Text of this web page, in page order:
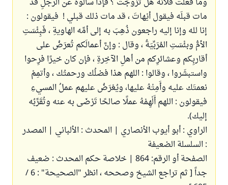
مات قبلَه فيقول أيْهاتَ ، قد مات ذلك قبلي ! ‍ فيقولون :
إنا لله وإنا إليه راجعون ذُهِبَ به إلى أمِّه الهاويةِ ، فَبِئْسَتِ
الأمُّ وبئْسَتِ المُرَبِّيَةُ ، وقال : وإنَّ أعمالَكم تُعرَضُ على
أقاربِكم وعشائرِكم من أهلِ الآخِرةِ ، فإن كان خيرًا فرِحوا
واستبشَروا ، وقالوا : اللهم هذا فضلُك ورحمتُك ، وأتمِمْ
نعمتَك عليه وأَمِتْهُ عليها، ويُعْرَضُ عليهم عملُ المسيءِ
فيقولون : اللهم أَلْهِمْهُ عملًا صالحًا تَرْضَى به عنه وتُقَرِّبُه
إليك).
الراوي : أبو أيوب الأنصاري | المحدث : الألباني | المصدر
: السلسلة الضعيفة
الصفحة أو الرقم: 864 | خلاصة حكم المحدث : ضعيف
جداً [ ثم تراجع الشيخ وصححه ، انظر "الصحيحة" : 6 /